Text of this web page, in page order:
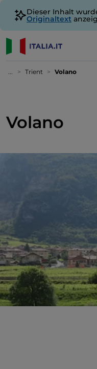
Dieser Inhalt
Originaltext
... Trient Volano
Volano